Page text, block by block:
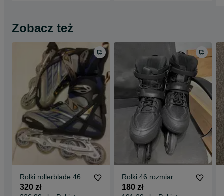
Zobacz też
Rolki rollerblade 46
320 zł
Rolki 46 rozmiar
180 zł